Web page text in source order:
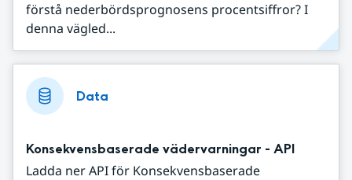
förstå nederbördsprognosens procentsiffror? I
denna vägled...
Data
Konsekvensbaserade vädervarningar - API
Ladda ner API för Konsekvensbaserade